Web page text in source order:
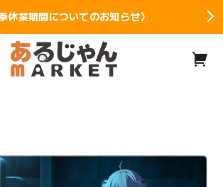
休業期間についてのお知らせ〉